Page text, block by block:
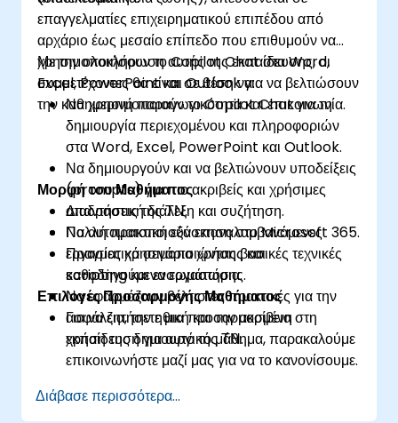
επαγγελματίες επιχειρηματικού επιπέδου από
αρχάριο έως μεσαίο επίπεδο που επιθυμούν να
χρησιμοποιήσουν το Copilot Chat στα Word,
Excel, PowerPoint και Outlook για να βελτιώσουν
την καθημερινή παραγωγικότητα και επικοινωνία.
Με την ολοκλήρωση αυτής της εκπαίδευσης, οι
συμμετέχοντες θα είναι σε θέση να:
Να χρησιμοποιούν το Copilot Chat για τη
δημιουργία περιεχομένου και πληροφοριών
στα Word, Excel, PowerPoint και Outlook.
Να δημιουργούν και να βελτιώνουν υποδείξεις
(prompts) για πιο ακριβείς και χρήσιμες
απαντήσεις της ΤΝ.
Να αυτοματοποιούν επαναλαμβανόμενες
εργασίες χρησιμοποιώντας βασικές τεχνικές
scripting και ενσωμάτωσης.
Να εφαρμόζουν βέλτιστες πρακτικές για την
ασφάλεια, την ηθική και την ακρίβεια στη
χρήση της δημιουργικής ΤΝ.
Μορφή του Μαθήματος
Διαδραστική διάλεξη και συζήτηση.
Πολλή πρακτική εξάσκηση στο Microsoft 365.
Πραγματικά σενάρια χρήσης και
καθοδηγούμενα εργαστήρια.
Επιλογές Προσαρμογής Μαθήματος
Για να ζητήσετε μια προσαρμοσμένη
εκπαίδευση για αυτό το μάθημα, παρακαλούμε
επικοινωνήστε μαζί μας για να το κανονίσουμε.
Διάβασε περισσότερα...